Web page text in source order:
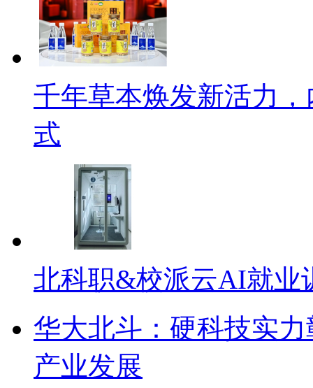
千年草本焕发新活力
式
北科职&校派云AI就业
华大北斗：硬科技实
产业发展